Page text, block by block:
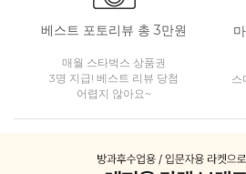
베스트 포토리뷰 총 3만원
매월 스타벅스 상품권
3명 지급! 베스트 리뷰 당첨
어렵지 않아요~
스